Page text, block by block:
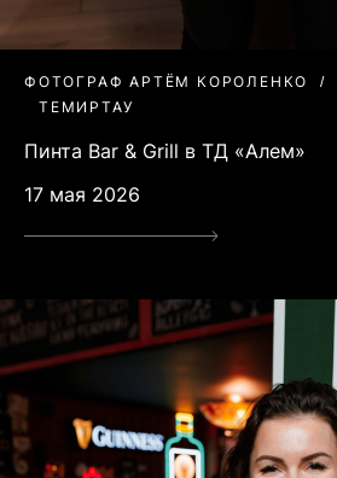
ФОТОГРАФ АРТЁМ КОРОЛЕНКО
ТЕМИРТАУ
Пинта Bar & Grill в ТД «Алем»
17 мая 2026